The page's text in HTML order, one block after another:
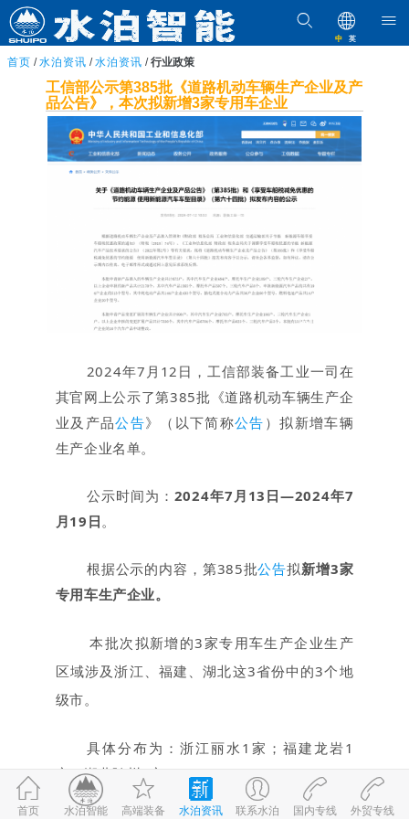
中 英
首页 / 水泊资讯 / 水泊资讯 / 行业政策
工信部公示第385批《道路机动车辆生产企业及产
品公告》，本次拟新增3家专用车企业
2024年7月12日，工信部装备工业一司在
其官网上公示了第385批《道路机动车辆生产企
业及产品公告》（以下简称公告 ）拟新增车辆
生产企业名单。
公示时间为： 2024年7月13日—2024年7
月19日 。
根据公示的内容，第385批公告拟新增3家
专用车生产企业。
本批次拟新增的3家专用车生产企业生产
区域涉及浙江、福建、湖北这3省份中的3个地
级市。
具体分布为：浙江丽水1家；福建龙岩1
家；湖北随州1家。
©2017-2026水泊智能 鲁ICP备09059980号-1 鲁公网安备 37083202370898号
首页 水泊智能 高端装备 水泊资讯 联系水泊 国内专线 外贸专线